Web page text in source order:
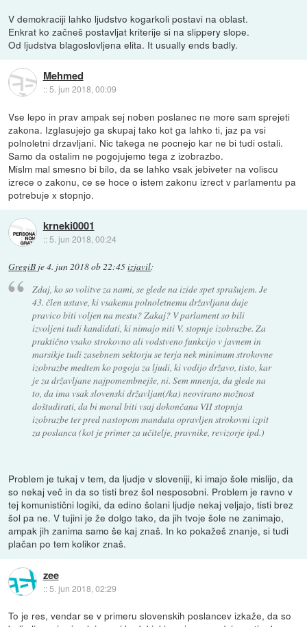
V demokraciji lahko ljudstvo kogarkoli postavi na oblast.
Enkrat ko začneš postavljat kriterije si na slippery slope.
Od ljudstva blagoslovljena elita. It usually ends badly.
Mehmed
::5. jun 2018, 00:09
Vse lepo in prav ampak sej noben poslanec ne more sam sprejeti
zakona. Izglasujejo ga skupaj tako kot ga lahko ti, jaz pa vsi
polnoletni drzavljani. Nic takega ne pocnejo kar ne bi tudi ostali.
Samo da ostalim ne pogojujemo tega z izobrazbo.
Mislm mal smesno bi bilo, da se lahko vsak jebiveter na voliscu
izrece o zakonu, ce se hoce o istem zakonu izrect v parlamentu pa
potrebuje x stopnjo.
krneki0001
:: 5. jun 2018, 00:24
GregiB je4. jun 2018 ob 22:45izjavil:
Zdaj, ko so volitve za nami, se glede na izide spet sprašujem. Je
43. člen ustave, ki vsakemu polnoletnemu državljanu daje
pravico biti voljen na mestu? Zakaj? V parlament so bili
izvoljeni tudi kandidati, ki nimajo niti V. stopnje izobrazbe. Za
praktično vsako strokovno ali vodstveno funkcijo v javnem in
marsikje tudi zasebnem sektorju se terja nek minimum strokovne
izobrazbe medtem ko pogoja za ljudi, ki vodijo državo, tisto, kar
je za državljane najpomembnejše, ni. Sem mnenja, da glede na
to, da ima vsak slovenski državljan(/ka) neovirano možnost
doštudirati, da bi moral biti vsaj dokončana VII stopnja
izobrazbe ter pred nastopom mandata opravljen strokovni izpit
za poslanca (kot je primer za učitelje, pravnike, revizorje ipd.)
Problem je tukaj v tem, da ljudje v sloveniji, ki imajo šole mislijo, da
so nekaj več in da so tisti brez šol nesposobni. Problem je ravno v
tej komunistični logiki, da edino šolani ljudje nekaj veljajo, tisti brez
šol pa ne. V tujini je že dolgo tako, da jih tvoje šole ne zanimajo,
ampak jih zanima samo še kaj znaš. In ko pokažeš znanje, si tudi
plačan po tem kolikor znaš.
zee
::5. jun 2018, 02:29
To je res, vendar se v primeru slovenskih poslancev izkaže, da so